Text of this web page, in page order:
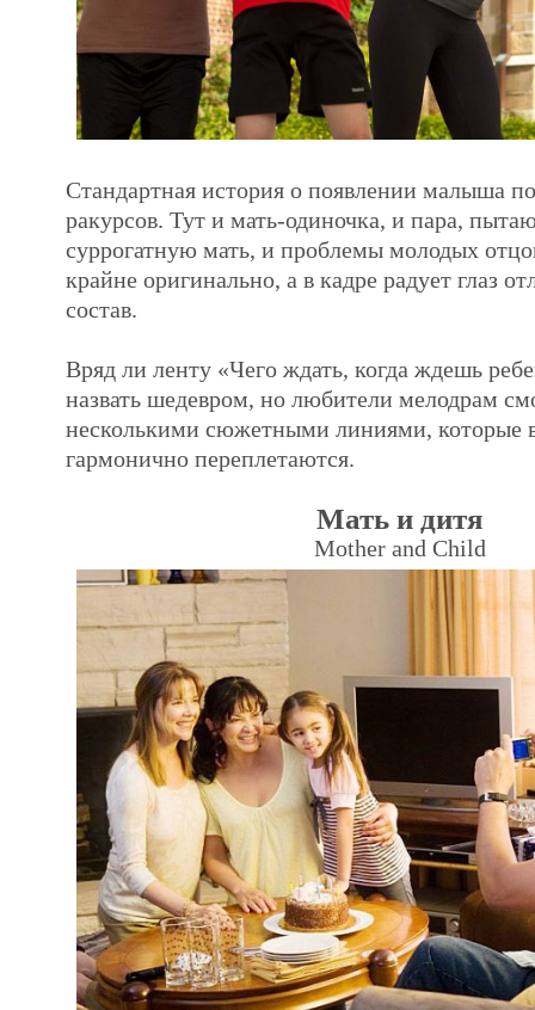
Стандартная история о появлении малыша
ракурсов. Тут и мать-одиночка, и пара,
суррогатную мать, и проблемы молодых
крайне оригинально, а в кадре радует глаз
состав.
Вряд ли ленту «Чего ждать, когда ждешь
назвать шедевром, но любители мелодрам
несколькими сюжетными линиями, которые
гармонично переплетаются.
Мать и дитя
Mother and Child